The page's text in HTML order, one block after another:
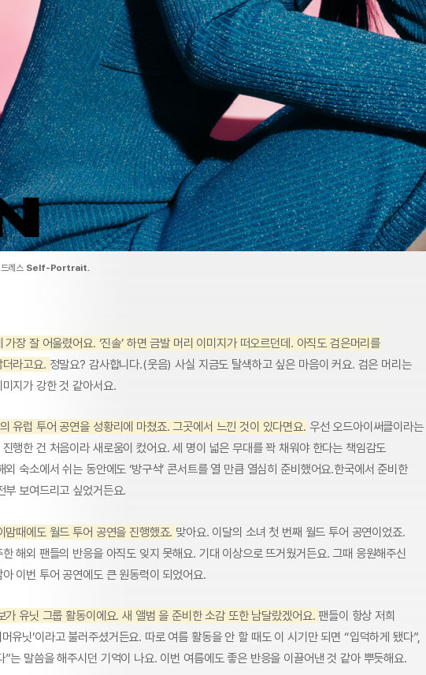
레스 Self-Portrait.
가장 잘 어울렸어요. ‘진솔’ 하면 금발 머리 이미지가 떠오르던데. 아직도 검은머리를
라고요. 정말요? 감사합니다.(웃음) 사실 지금도 탈색하고 싶은 마음이 커요. 검은 머리는
지가 강한 것 같아서요.
유럽 투어 공연을 성황리에 마쳤죠. 그곳에서 느낀 것이 있다면요. 우선 오드아이써클이라는
행한 건 처음이라 새로움이 컸어요. 세 명이 넓은 무대를 꽉 채워야 한다는 책임감도
외 숙소에서 쉬는 동안에도 ‘방구석’ 콘서트를 열 만큼 열심히 준비했어요.한국에서 준비한
부 보여드리고 싶었거든요.
맘때에도 월드 투어 공연을 진행했죠. 맞아요. 이달의 소녀 첫 번째 월드 투어 공연이었죠.
해외 팬들의 반응을 아직도 잊지 못해요. 기대 이상으로 뜨거웠거든요. 그때 응원해주신
이번 투어 공연에도 큰 원동력이 되었어요.
가 유닛 그룹 활동이에요. 새 앨범 을 준비한 소감 또한 남달랐겠어요.팬들이 항상 저희
유닛’이라고 불러주셨거든요. 따로 여름 활동을 안 할 때도 이 시기만 되면 “입덕하게 됐다”,
”는 말씀을 해주시던 기억이 나요. 이번 여름에도 좋은 반응을 이끌어낸 것 같아 뿌듯해요.